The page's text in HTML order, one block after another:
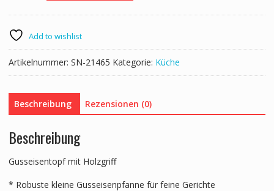
cm
Menge
Add to wishlist
Artikelnummer: SN-21465 Kategorie: Küche
Beschreibung Rezensionen (0)
Beschreibung
Gusseisentopf mit Holzgriff
* Robuste kleine Gusseisenpfanne für feine Gerichte